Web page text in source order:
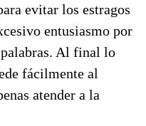
evitar los estragos
entusiasmo por
Al final lo
fácilmente al
atender a la